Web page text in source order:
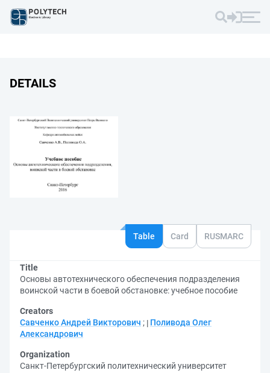
DETAILS
Table Card RUSMARC
Title
Основы автотехнического обеспечения подразделения
воинской части в боевой обстановке: учебное пособие
Creators
Савченко Андрей Викторович ;
Поливода Олег
Александрович
Organization
Санкт-Петербургский политехнический университет